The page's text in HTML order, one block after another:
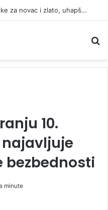
Lažni doktor prevario Vranjanke za novac i zlato, uhapšen osumnjičeni
10.
bezbednosti
minute